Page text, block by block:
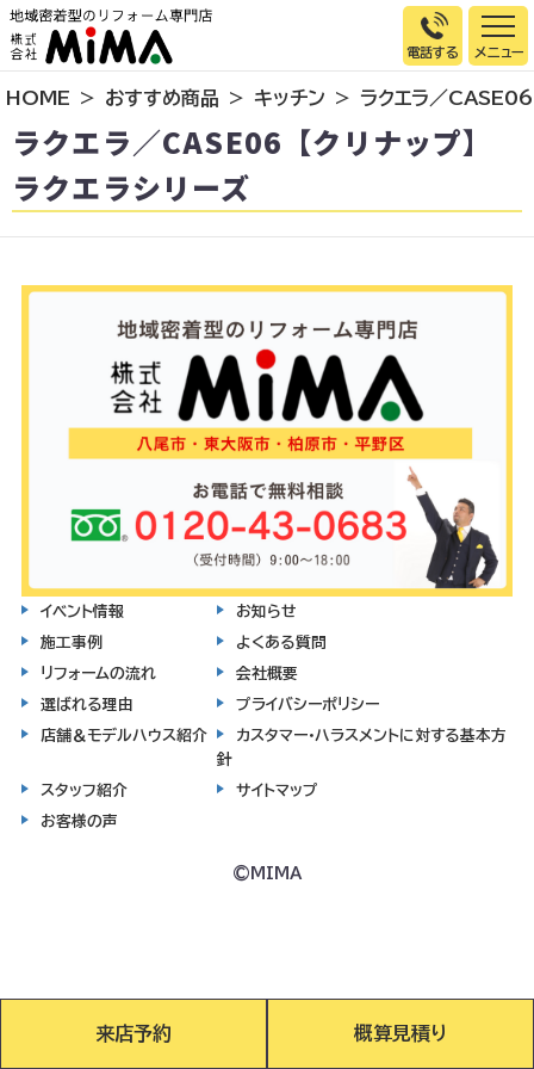
電話する
トップページ
選ばれる理由
施工事例
お客様の声
イベント情報
店舗＆モデルハウス紹介
スタッフ紹介
リフォームの流れ
お知らせ
会社概要
HOME おすすめ商品 キッチン ラクエラ／CASE06
ラクエラ／CASE06【クリナップ】
ラクエラシリーズ
イベント情報
施工事例
リフォームの流れ
選ばれる理由
店舗＆モデルハウス紹介
スタッフ紹介
お客様の声
お知らせ
よくある質問
会社概要
プライバシーポリシー
カスタマー・ハラスメントに対する基本方
針
サイトマップ
©MIMA
来店予約 概算見積り